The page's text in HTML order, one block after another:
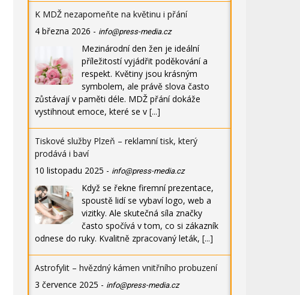
K MDŽ nezapomeňte na květinu i přání
4 března 2026 - info@press-media.cz
Mezinárodní den žen je ideální
příležitostí vyjádřit poděkování a
respekt. Květiny jsou krásným
symbolem, ale právě slova často
zůstávají v paměti déle. MDŽ přání dokáže
vystihnout emoce, které se v [...]
Tiskové služby Plzeň – reklamní tisk, který
prodává i baví
10 listopadu 2025 - info@press-media.cz
Když se řekne firemní prezentace,
spoustě lidí se vybaví logo, web a
vizitky. Ale skutečná síla značky
často spočívá v tom, co si zákazník
odnese do ruky. Kvalitně zpracovaný leták, [...]
Astrofylit – hvězdný kámen vnitřního probuzení
3 července 2025 - info@press-media.cz